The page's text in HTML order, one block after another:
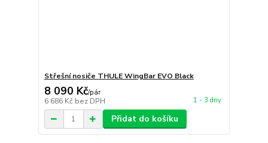
Střešní nosiče THULE WingBar EVO Black
8 090 Kč/pár
6 686 Kč bez DPH 1 - 3 dny
Přidat do košíku